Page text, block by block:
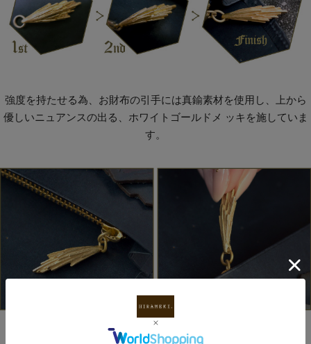
強度を持たせる為、お財布の引手には真鍮素材を使用し、上から
優しいニュアンスの出る、ホワイトゴールドメ ッキを施していま
す。